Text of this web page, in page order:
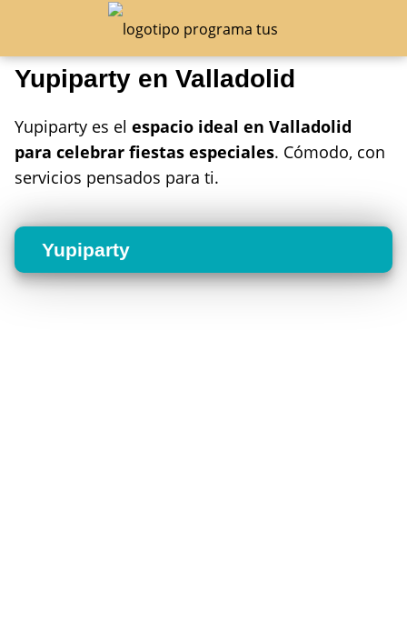
Yupiparty en Valladolid
Yupiparty es el espacio ideal en Valladolid
para celebrar fiestas especiales. Cómodo, con
servicios pensados para ti.
Yupiparty